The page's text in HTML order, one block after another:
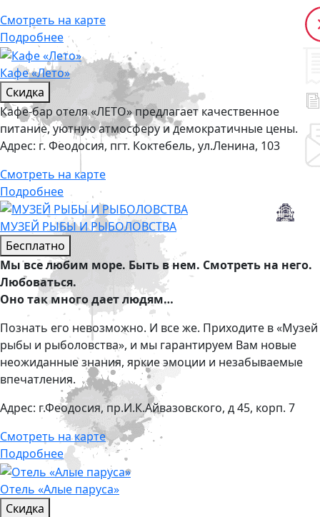
Смотреть на карте
Подробнее
Кафе «Лето»
Скидка
Кафе-бар отеля «ЛЕТО» предлагает качественное
питание, уютную атмосферу и демократичные цены.
Адрес: г. Феодосия, пгт. Коктебель, ул.Ленина, 103
Смотреть на карте
Подробнее
МУЗЕЙ РЫБЫ И РЫБОЛОВСТВА
Бесплатно
Мы все любим море. Быть в нем. Смотреть на него.
Любоваться.
Оно так много дает людям…
Познать его невозможно. И все же. Приходите в «Музей
рыбы и рыболовства», и мы гарантируем Вам новые
неожиданные знания, яркие эмоции и незабываемые
впечатления.
Адрес: г.Феодосия, пр.И.К.Айвазовского, д 45, корп. 7
Смотреть на карте
Подробнее
Отель «Алые паруса»
Скидка